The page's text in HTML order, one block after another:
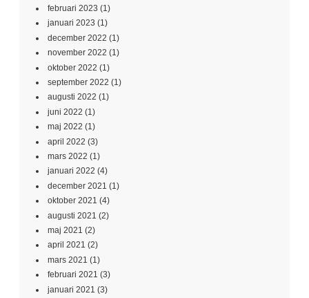
februari 2023 (1)
januari 2023 (1)
december 2022 (1)
november 2022 (1)
oktober 2022 (1)
september 2022 (1)
augusti 2022 (1)
juni 2022 (1)
maj 2022 (1)
april 2022 (3)
mars 2022 (1)
januari 2022 (4)
december 2021 (1)
oktober 2021 (4)
augusti 2021 (2)
maj 2021 (2)
april 2021 (2)
mars 2021 (1)
februari 2021 (3)
januari 2021 (3)